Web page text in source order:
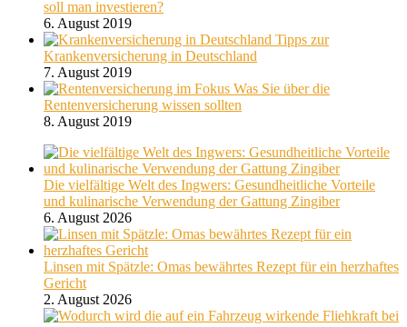
soll man investieren?
6. August 2019
Tipps zur
Krankenversicherung in Deutschland
7. August 2019
Was Sie über die
Rentenversicherung wissen sollten
8. August 2019
Die vielfältige Welt des Ingwers: Gesundheitliche Vorteile
und kulinarische Verwendung der Gattung Zingiber
6. August 2026
Linsen mit Spätzle: Omas bewährtes Rezept für ein herzhaftes
Gericht
2. August 2026